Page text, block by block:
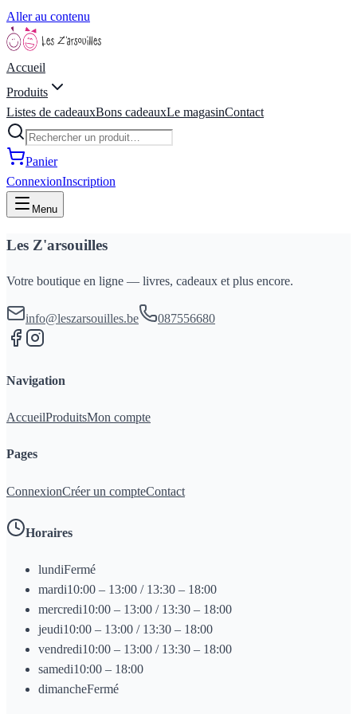
Aller au contenu
Accueil
Produits
Listes de cadeauxBons cadeauxLe magasinContact
Panier
ConnexionInscription
Menu
Les Z'arsouilles
Votre boutique en ligne — livres, cadeaux et plus encore.
info@leszarsouilles.be 087556680
Navigation
AccueilProduitsMon compte
Pages
ConnexionCréer un compteContact
Horaires
lundiFermé
mardi10:00 – 13:00 / 13:30 – 18:00
mercredi10:00 – 13:00 / 13:30 – 18:00
jeudi10:00 – 13:00 / 13:30 – 18:00
vendredi10:00 – 13:00 / 13:30 – 18:00
samedi10:00 – 18:00
dimancheFermé